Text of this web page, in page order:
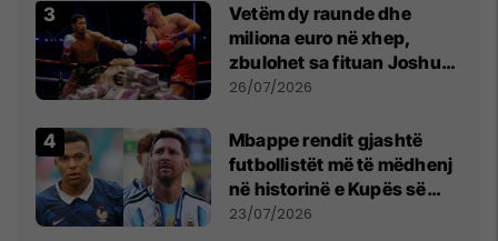
Vetëm dy raunde dhe
miliona euro në xhep,
zbulohet sa fituan Joshua
e Prenga
26/07/2026
Mbappe rendit gjashtë
futbollistët më të mëdhenj
në historinë e Kupës së
Botës, Messi mbetet i dyti
23/07/2026